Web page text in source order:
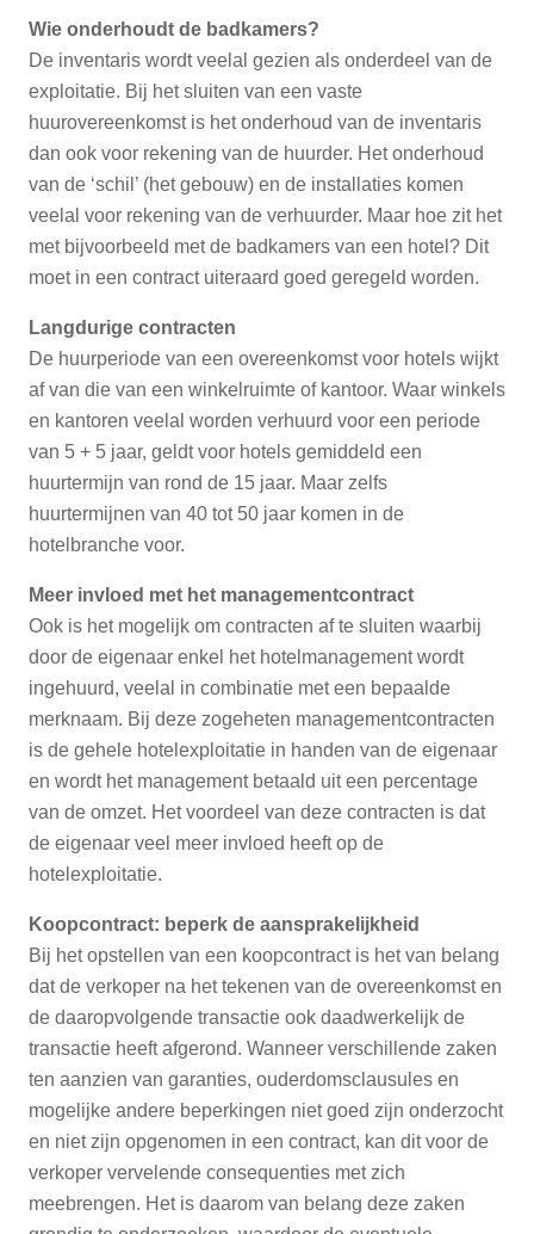
Wie onderhoudt de badkamers?
De inventaris wordt veelal gezien als onderdeel van de
exploitatie. Bij het sluiten van een vaste
huurovereenkomst is het onderhoud van de inventaris
dan ook voor rekening van de huurder. Het onderhoud
van de ‘schil’ (het gebouw) en de installaties komen
veelal voor rekening van de verhuurder. Maar hoe zit het
met bijvoorbeeld met de badkamers van een hotel? Dit
moet in een contract uiteraard goed geregeld worden.
Langdurige contracten
De huurperiode van een overeenkomst voor hotels wijkt
af van die van een winkelruimte of kantoor. Waar winkels
en kantoren veelal worden verhuurd voor een periode
van 5 + 5 jaar, geldt voor hotels gemiddeld een
huurtermijn van rond de 15 jaar. Maar zelfs
huurtermijnen van 40 tot 50 jaar komen in de
hotelbranche voor.
Meer invloed met het managementcontract
Ook is het mogelijk om contracten af te sluiten waarbij
door de eigenaar enkel het hotelmanagement wordt
ingehuurd, veelal in combinatie met een bepaalde
merknaam. Bij deze zogeheten managementcontracten
is de gehele hotelexploitatie in handen van de eigenaar
en wordt het management betaald uit een percentage
van de omzet. Het voordeel van deze contracten is dat
de eigenaar veel meer invloed heeft op de
hotelexploitatie.
Koopcontract: beperk de aansprakelijkheid
Bij het opstellen van een koopcontract is het van belang
dat de verkoper na het tekenen van de overeenkomst en
de daaropvolgende transactie ook daadwerkelijk de
transactie heeft afgerond. Wanneer verschillende zaken
ten aanzien van garanties, ouderdomsclausules en
mogelijke andere beperkingen niet goed zijn onderzocht
en niet zijn opgenomen in een contract, kan dit voor de
verkoper vervelende consequenties met zich
meebrengen. Het is daarom van belang deze zaken